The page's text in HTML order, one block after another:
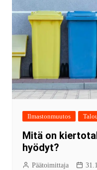
Ilmastonmuutos
Mitä on
hyödyt?
Päätoimittaja